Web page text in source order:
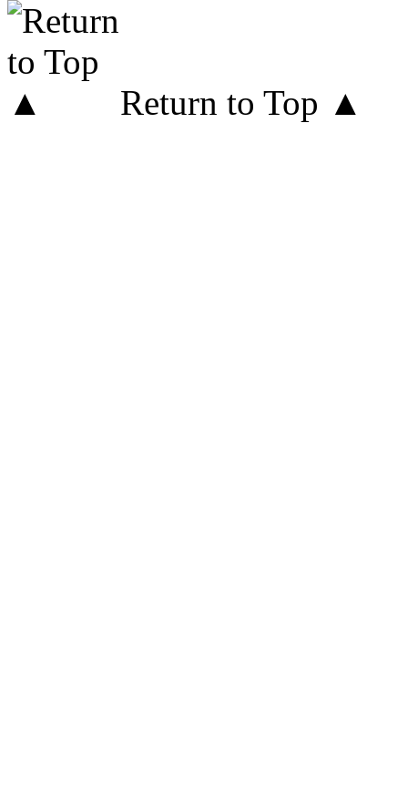
Return to Top ▲